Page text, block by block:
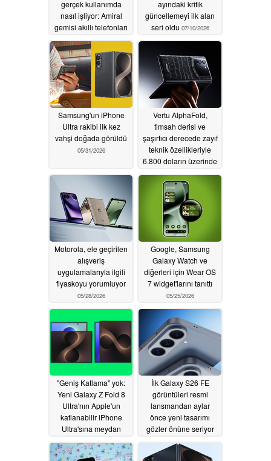
gerçek kullanımda
nasıl işliyor: Amiral
gemisi akıllı telefonları
07/30/2026
ayındaki kritik
güncellemeyi ilk alan
seri oldu 07/10/2026
Samsung'un iPhone
Ultra rakibi ilk kez
vahşi doğada görüldü
05/31/2026
Vertu AlphaFold,
timsah derisi ve
şaşırtıcı derecede zayıf
teknik özellikleriyle
6.800 doların üzerinde
sürülüyor05/28/2026
Motorola, ele geçirilen
alışveriş
uygulamalarıyla ilgili
fiyaskoyu yorumluyor
05/28/2026
Google, Samsung
Galaxy Watch ve
diğerleri için Wear OS
7 widget'larını tanıttı
05/25/2026
"Geniş Katlama" yok:
Yeni Galaxy Z Fold 8
Ultra'nın Apple'un
katlanabilir iPhone
Ultra'sına meydan
05/25/2026
İlk Galaxy S26 FE
görüntüleri resmi
lansmandan aylar
önce yeni tasarımı
gözler önüne seriyor
05/25/2026